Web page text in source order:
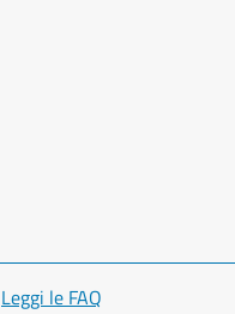
Leggi le FAQ